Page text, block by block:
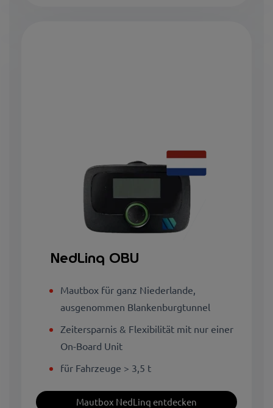
NedLinq OBU
Mautbox für ganz Niederlande,
ausgenommen Blankenburgtunnel
Zeitersparnis & Flexibilität mit nur einer
On-Board Unit
für Fahrzeuge > 3,5 t
Mautbox NedLinq entdecken